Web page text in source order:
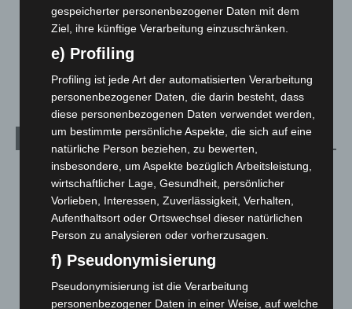
Über uns
Veranstaltungen
Archiv
August 2026(14)
Juli 2026(73)
Juni 2026(139)
Mai 2026(99)
April 2026(99)
März 2026(115)
gespeicherter personenbezogener Daten mit dem
Ziel, ihre künftige Verarbeitung einzuschränken.
e) Profiling
Profiling ist jede Art der automatisierten Verarbeitung
personenbezogener Daten, die darin besteht, dass
diese personenbezogenen Daten verwendet werden,
um bestimmte persönliche Aspekte, die sich auf eine
natürliche Person beziehen, zu bewerten,
insbesondere, um Aspekte bezüglich Arbeitsleistung,
wirtschaftlicher Lage, Gesundheit, persönlicher
Vorlieben, Interessen, Zuverlässigkeit, Verhalten,
Aufenthaltsort oder Ortswechsel dieser natürlichen
Person zu analysieren oder vorherzusagen.
f) Pseudonymisierung
Pseudonymisierung ist die Verarbeitung
personenbezogener Daten in einer Weise, auf welche